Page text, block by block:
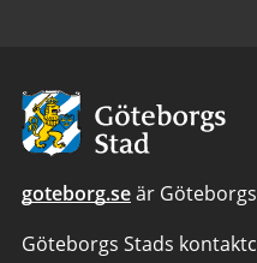
Avsändare:
Göteborgs
Stad
goteborg.seär
Göteborgs Stads